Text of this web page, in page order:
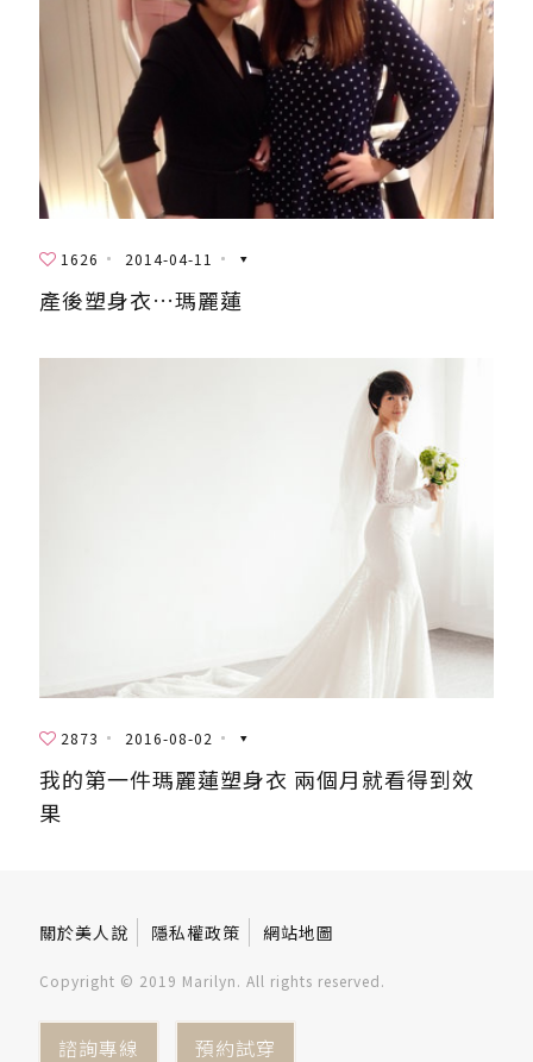
1626 2014-04-11
產後塑身衣…瑪麗蓮
2873 2016-08-02
我的第一件瑪麗蓮塑身衣 兩個月就看得到效
果
關於美人說 隱私權政策 網站地圖
Copyright © 2019 Marilyn. All rights reserved.
諮詢專線 預約試穿